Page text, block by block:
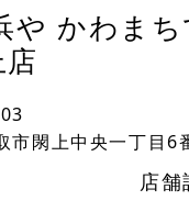
や かわまち
市閖上中央一丁目6
店舗